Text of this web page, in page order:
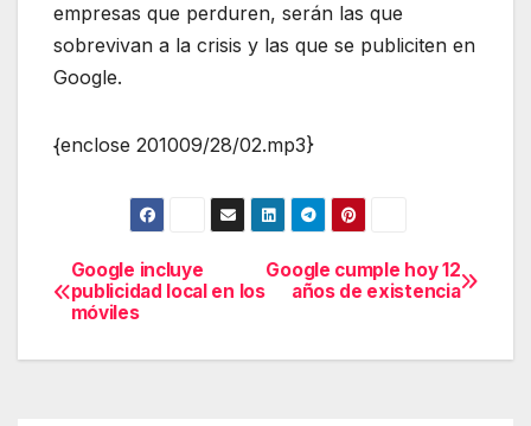
empresas que perduren, serán las que
sobrevivan a la crisis y las que se publiciten en
Google.
{enclose 201009/28/02.mp3}
Navegación
de
Google cumple hoy 12
años de existencia
Google incluye
publicidad local en los
móviles